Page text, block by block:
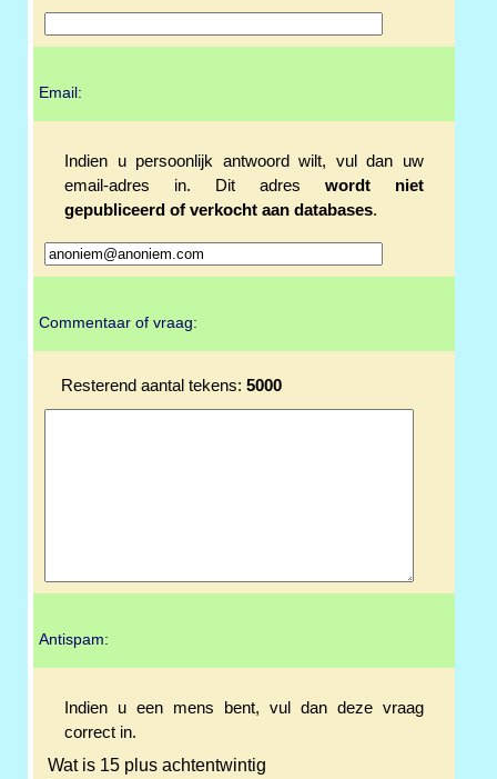
Email:
Indien u persoonlijk antwoord wilt, vul dan uw
email-adres in. Dit adres wordt niet
gepubliceerd of verkocht aan databases.
Commentaar of vraag:
Resterend aantal tekens: 5000
Antispam:
Indien u een mens bent, vul dan deze vraag
correct in.
Wat is 15 plus achtentwintig